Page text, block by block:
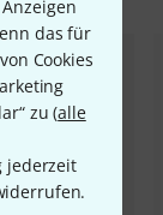
das für
Cookies
zu (alle
jederzeit